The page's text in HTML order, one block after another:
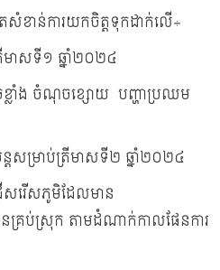
តសំខាន់ការយកចិត្តទុកដាក់លើ÷
រីមាសទី១ ឆ្នាំ២០២៤
លាំង ចំណុចខ្សោយ បញ្ហាប្រឈម
តសម្រាប់ត្រីមាសទី២ ឆ្នាំ២០២៤
ើសរើសភូមិដែលមាន
គ្រប់ស្រុក តាមដំណាក់កាលផែនការ